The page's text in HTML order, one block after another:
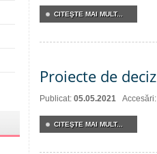
CITEŞTE MAI MULT...
Proiecte de
Publicat: 05.05.2021
CITEŞTE MAI MULT...